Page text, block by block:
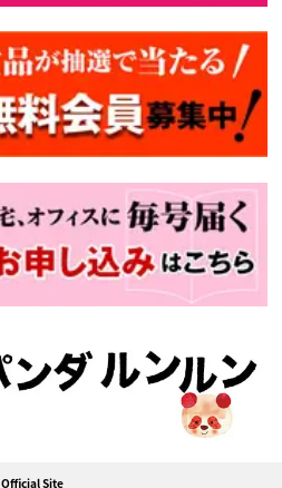
Official Site